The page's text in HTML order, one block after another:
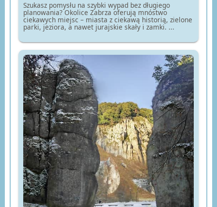
Szukasz pomysłu na szybki wypad bez długiego
planowania? Okolice Zabrza oferują mnóstwo
ciekawych miejsc – miasta z ciekawą historią, zielone
parki, jeziora, a nawet jurajskie skały i zamki. ...